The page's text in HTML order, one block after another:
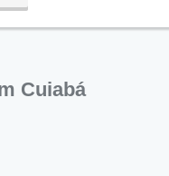
Cuiabá